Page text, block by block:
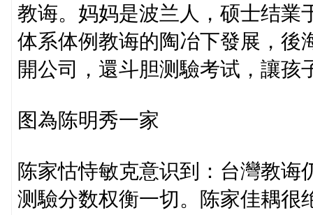
教诲。妈妈是波兰人，硕士结業
体系体例教诲的陶冶下發展，後
開公司，還斗胆测驗考试，讓孩
图為陈明秀一家
陈家怙恃敏克意识到：台灣教诲
测驗分数权衡一切。陈家佳耦很